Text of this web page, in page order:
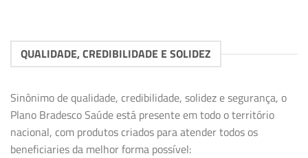
QUALIDADE, CREDIBILIDADE E SOLIDEZ
Sinônimo de qualidade, credibilidade, solidez e segurança, o
Plano Bradesco Saúde está presente em todo o território
nacional, com produtos criados para atender todos os
beneficiaries da melhor forma possível: